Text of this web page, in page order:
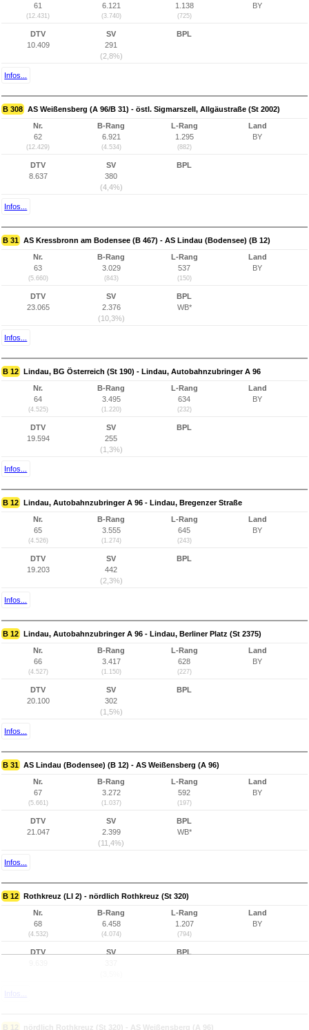
61
(12.431)
6.121
(3.740)
1.138
(725)
BY
DTV
10.409
SV
291
(2,8%)
BPL
Infos...
B 308 AS Weißensberg (A 96/B 31) - östl. Sigmarszell, Allgäustraße (St 2002)
Nr.
62
(12.429)
B-Rang
6.921
(4.534)
L-Rang
1.295
(882)
Land
BY
DTV
8.637
SV
380
(4,4%)
BPL
Infos...
B 31 AS Kressbronn am Bodensee (B 467) - AS Lindau (Bodensee) (B 12)
Nr.
63
(5.660)
B-Rang
3.029
(843)
L-Rang
537
(150)
Land
BY
DTV
23.065
SV
2.376
(10,3%)
BPL
WB*
Infos...
B 12 Lindau, BG Österreich (St 190) - Lindau, Autobahnzubringer A 96
Nr.
64
(4.525)
B-Rang
3.495
(1.220)
L-Rang
634
(232)
Land
BY
DTV
19.594
SV
255
(1,3%)
BPL
Infos...
B 12 Lindau, Autobahnzubringer A 96 - Lindau, Bregenzer Straße
Nr.
65
(4.526)
B-Rang
3.555
(1.274)
L-Rang
645
(243)
Land
BY
DTV
19.203
SV
442
(2,3%)
BPL
Infos...
B 12 Lindau, Autobahnzubringer A 96 - Lindau, Berliner Platz (St 2375)
Nr.
66
(4.527)
B-Rang
3.417
(1.150)
L-Rang
628
(227)
Land
BY
DTV
20.100
SV
302
(1,5%)
BPL
Infos...
B 31 AS Lindau (Bodensee) (B 12) - AS Weißensberg (A 96)
Nr.
67
(5.661)
B-Rang
3.272
(1.037)
L-Rang
592
(197)
Land
BY
DTV
21.047
SV
2.399
(11,4%)
BPL
WB*
Infos...
B 12 Rothkreuz (LI 2) - nördlich Rothkreuz (St 320)
Nr.
68
(4.532)
B-Rang
6.458
(4.074)
L-Rang
1.207
(794)
Land
BY
DTV
SV
BPL
Infos...
B 12 nördlich Rothkreuz (St 320) - AS Weißensberg (A 96)